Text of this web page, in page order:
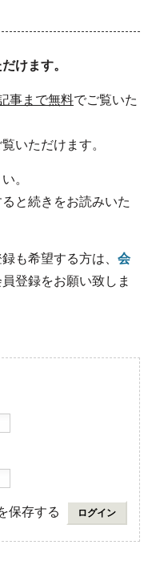
けます。
事まで無料でご覧いた
いただけます。
。
と続きをお読みいた
も希望する方は、 会
登録をお願い致しま
保存する